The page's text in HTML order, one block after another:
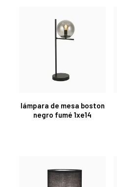
lámpara de mesa boston
negro fumé 1xe14